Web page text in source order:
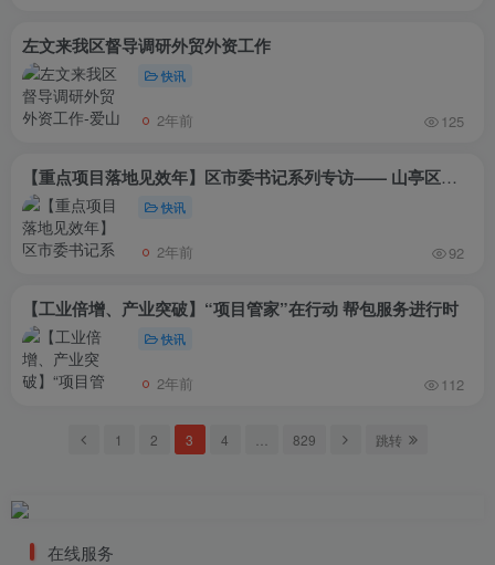
左文来我区督导调研外贸外资工作
快讯
2年前 125
【重点项目落地见效年】区市委书记系列专访—— 山亭区委书记王德海：狠抓项目落地见效 加快推进高质量发展
快讯
2年前 92
【工业倍增、产业突破】“项目管家”在行动 帮包服务进行时
快讯
2年前 112
1 2 3 4 829 跳转
在线服务